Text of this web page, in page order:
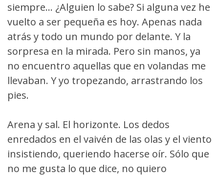
siempre... ¿Alguien lo sabe? Si alguna vez he
vuelto a ser pequeña es hoy. Apenas nada
atrás y todo un mundo por delante. Y la
sorpresa en la mirada. Pero sin manos, ya
no encuentro aquellas que en volandas me
llevaban. Y yo tropezando, arrastrando los
pies.
Arena y sal. El horizonte. Los dedos
enredados en el vaivén de las olas y el viento
insistiendo, queriendo hacerse oír. Sólo que
no me gusta lo que dice, no quiero